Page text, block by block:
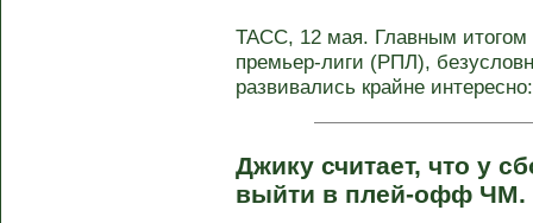
ТАСС, 12 мая. Главным итогом
премьер-лиги (РПЛ),
развивались крайне
Джику считает, что у
выйти в плей-офф ЧМ.